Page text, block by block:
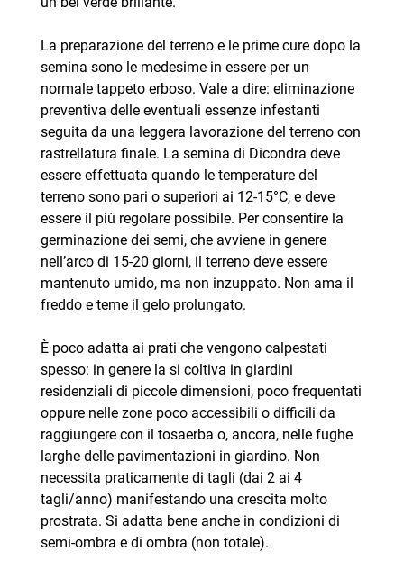
La preparazione del terreno e le prime cure dopo la
semina sono le medesime in essere per un
normale tappeto erboso. Vale a dire: eliminazione
preventiva delle eventuali essenze infestanti
seguita da una leggera lavorazione del terreno con
rastrellatura finale. La semina di Dicondra deve
essere effettuata quando le temperature del
terreno sono pari o superiori ai 12-15°C, e deve
essere il più regolare possibile. Per consentire la
germinazione dei semi, che avviene in genere
nell’arco di 15-20 giorni, il terreno deve essere
mantenuto umido, ma non inzuppato. Non ama il
freddo e teme il gelo prolungato.
È poco adatta ai prati che vengono calpestati
spesso: in genere la si coltiva in giardini
residenziali di piccole dimensioni, poco frequentati
oppure nelle zone poco accessibili o difficili da
raggiungere con il tosaerba o, ancora, nelle fughe
larghe delle pavimentazioni in giardino. Non
necessita praticamente di tagli (dai 2 ai 4
tagli/anno) manifestando una crescita molto
prostrata. Si adatta bene anche in condizioni di
semi-ombra e di ombra (non totale).